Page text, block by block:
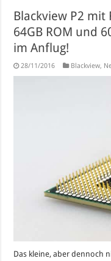
Blackview P2 mit
64GB ROM und
im Anflug!
28/11/2016 Blackview,
Das kleine, aber dennoch